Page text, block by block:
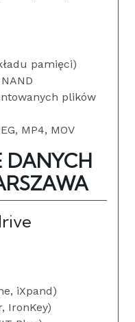
pamięci)
plików
MP4, MOV
DANYCH
iXpand)
IronKey)